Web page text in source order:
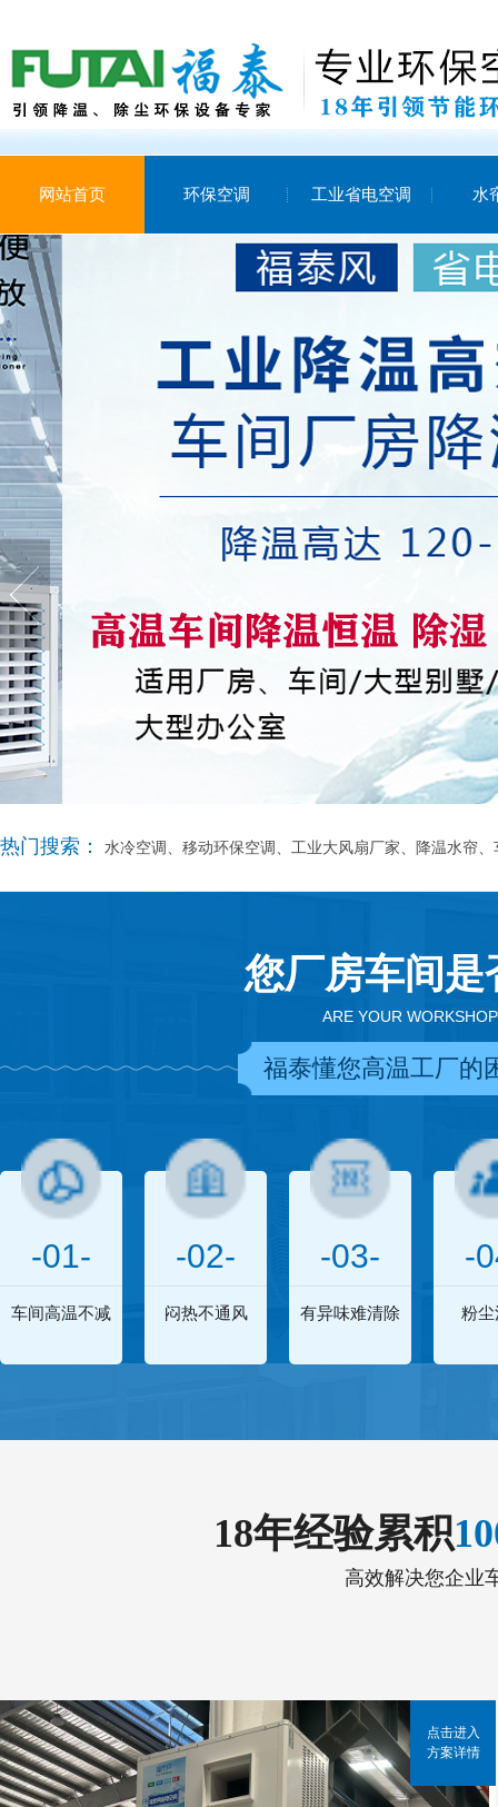
网站首页 环保空调 工业省电空调 水
热门搜索： 水冷空调、移动环保空调、工业大风扇厂家、降温水帘
您厂房车间
ARE YOUR
福泰懂您高温工厂的
-01-
车间高温不减
-02-
闷热不通风
-03-
有异味难清除
-
粉尘
18年经验累积
高效解决您企业
点击进入
方案详情